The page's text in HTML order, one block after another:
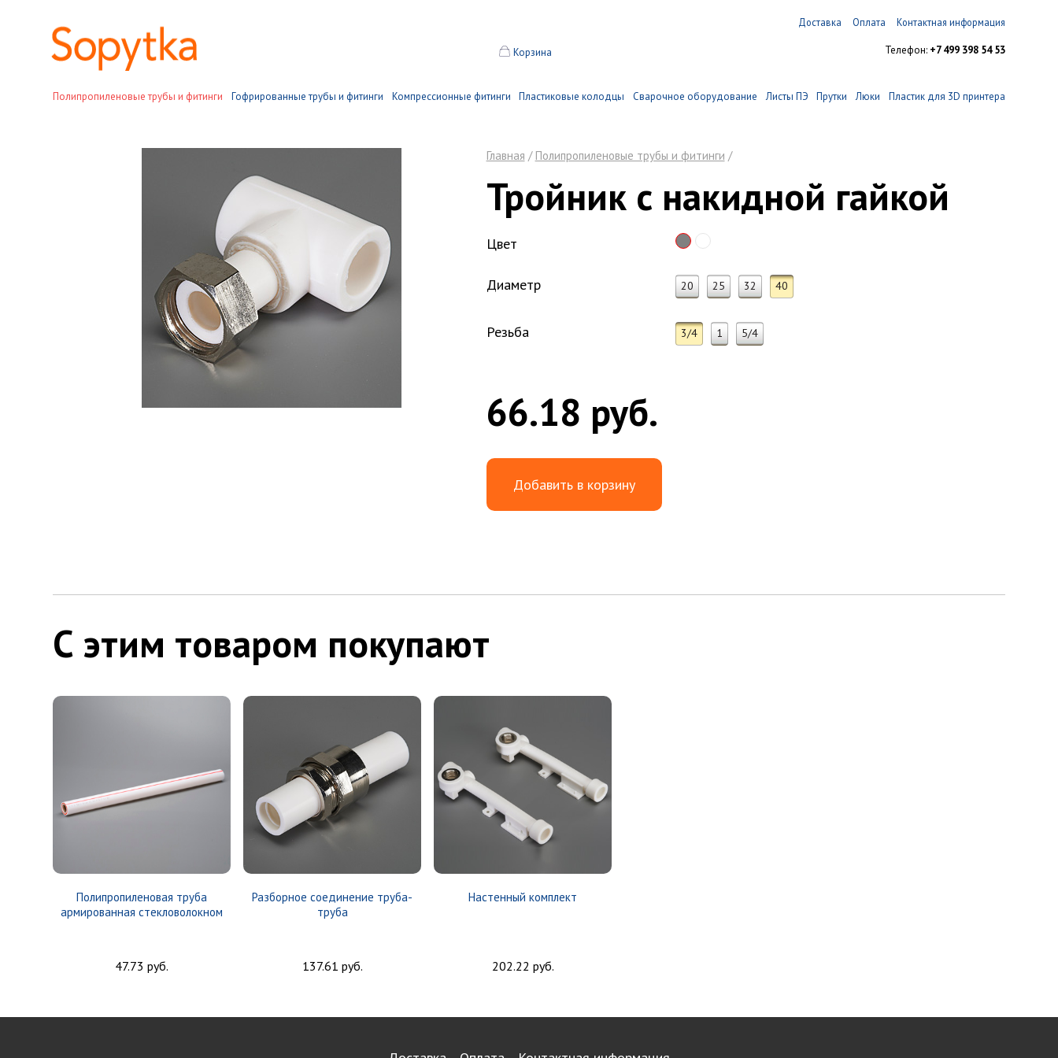
Контактная информация
Оплата
Доставка
Корзина Телефон: +7 499 398 54 53
Полипропиленовые трубы и фитинги Гофрированные трубы и фитинги Компрессионные фитинги Пластиковые колодцы Сварочное оборудование Листы ПЭ Прутки Люки Пластик для 3D принтера
Главная / Полипропиленовые трубы и фитинги /
Тройник с накидной гайкой
Цвет
Диаметр 20 25 32 40
Резьба 3/4 1 5/4
66.18 руб.
Добавить в корзину
С этим товаром покупают
Полипропиленовая труба
армированная стекловолокном
47.73 руб.
Разборное соединение труба-
труба
137.61 руб.
Настенный комплект
202.22 руб.